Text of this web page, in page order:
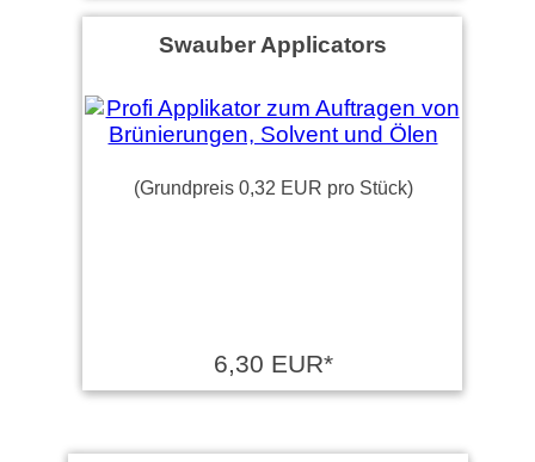
Swauber Applicators
(Grundpreis 0,32 EUR pro Stück)
6,30 EUR*